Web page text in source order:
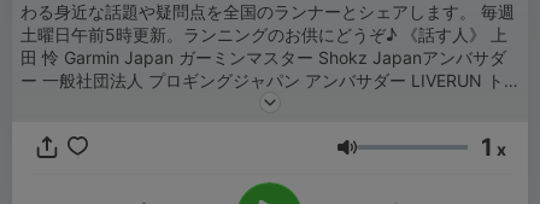
わる身近な話題や疑問点を全国のランナーとシェアします。 毎週
土曜日午前5時更新。ランニングのお供にどうぞ♪ 《話す人》 上
田 怜 Garmin Japan ガーミンマスター Shokz Japanアンバサダ
ー 一般社団法人 プロギングジャパン アンバサダー LIVERUN ト
レーナー 日本証券アナリスト協会 公認アナリスト 《オフィシャ
Volume 1 x